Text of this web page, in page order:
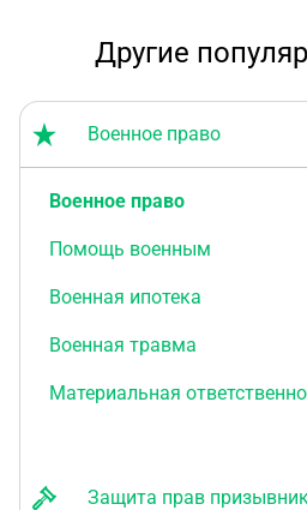
для того, чтобы потянут
расцениться как 'уклонение'? Большое спасибо
ответ.
Другие
Военное право
Военное право
Помощь военным
Военная ипотека
Военная травма
Материальная
Защита прав